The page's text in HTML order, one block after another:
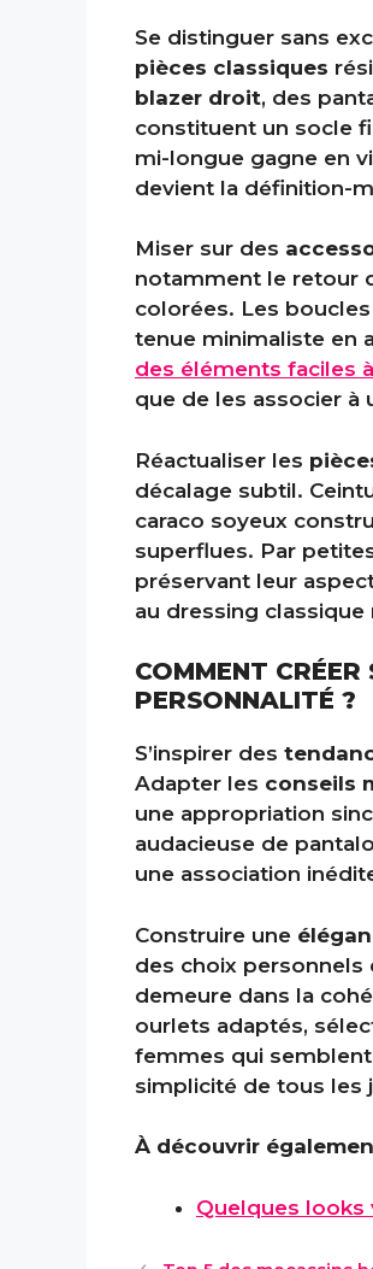
Se distinguer sans
pièces classiques
blazer droit, des
constituent un socle
mi-longue gagne en
devient la définition-
Miser sur des
notamment le retour
colorées. Les
tenue minimaliste en
des éléments faciles
que de les associer à
Réactualiser les
décalage subtil.
caraco soyeux
superflues. Par
préservant leur
au dressing classique
COMMENT
PERSONNALITÉ ?
S’inspirer des
Adapter les conseils
une appropriation
audacieuse de
une association
Construire une
des choix personnels
demeure dans la
ourlets adaptés,
femmes qui
simplicité de tous les
À découvrir
Quelques